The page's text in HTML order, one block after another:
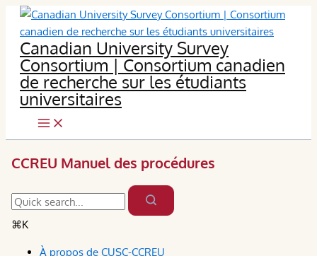
Skip
content
Canadian University Survey
Consortium | Consortium canadien
de recherche sur les étudiants
universitaires
CCREU Manuel des procédures
⌘K
À propos de CUSC-CCREU